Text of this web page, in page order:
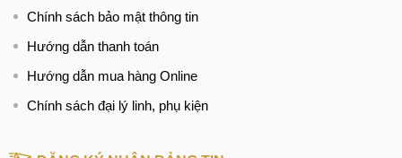
Chính sách bảo mật thông tin
Hướng dẫn thanh toán
Hướng dẫn mua hàng Online
Chính sách đại lý linh, phụ kiện